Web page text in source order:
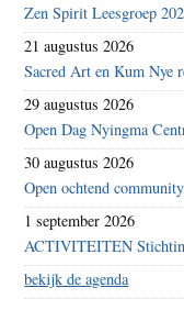
Zen Spirit Leesgroep
21 augustus 2026
Sacred Art en Kum Nye
29 augustus 2026
Open Dag Nyingma
30 augustus 2026
Open ochtend
1 september 2026
ACTIVITEITEN
bekijk de agenda